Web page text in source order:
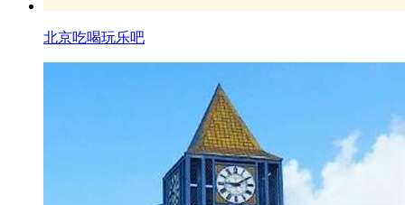
北京吃喝玩乐吧